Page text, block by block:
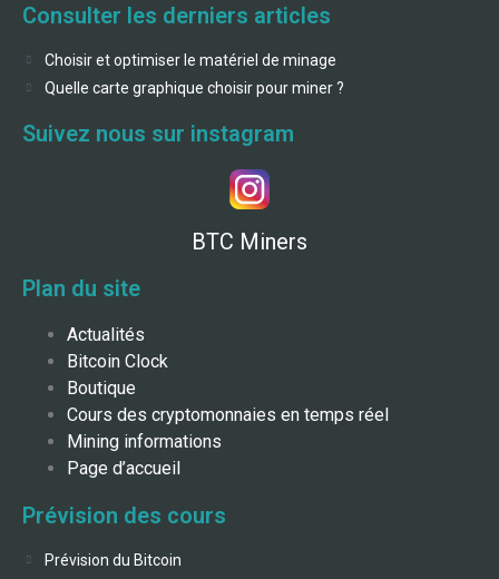
Consulter les derniers articles
Choisir et optimiser le matériel de minage
Quelle carte graphique choisir pour miner ?
Suivez nous sur instagram
BTC Miners
Plan du site
Actualités
Bitcoin Clock
Boutique
Cours des cryptomonnaies en temps réel
Mining informations
Page d’accueil
Prévision des cours
Prévision du Bitcoin